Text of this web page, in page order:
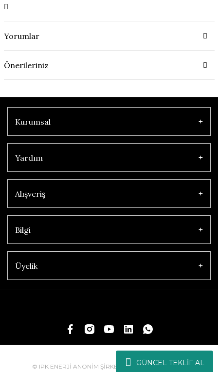
GÜNCEL TEKLİF AL
Yorumlar
Önerileriniz
Kurumsal
Yardım
Alışveriş
Bilgi
Üyelik
© IPK ENERJİ ANONİM ŞİRKETİ | Tüm Hakları Saklıdır.